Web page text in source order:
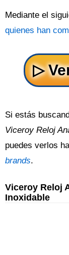
Mediante el
quienes han
Si estás
Viceroy Reloj
puedes verlos
brands.
Viceroy Reloj
Inoxidable